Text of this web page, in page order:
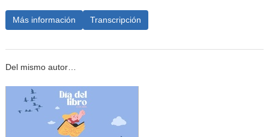
Más información Transcripción
Del mismo autor…